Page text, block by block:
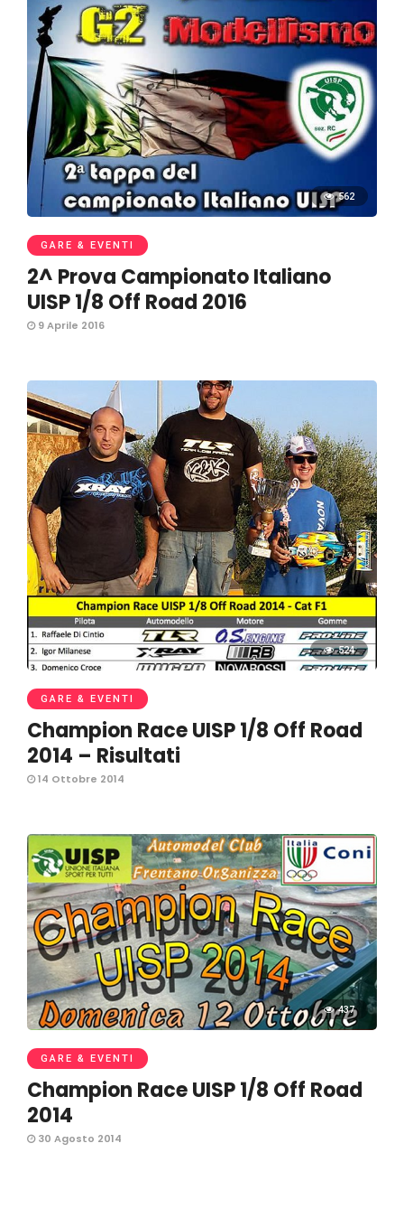
562
GARE & EVENTI
2^ Prova Campionato Italiano
UISP 1/8 Off Road 2016
9 Aprile 2016
524
GARE & EVENTI
Champion Race UISP 1/8 Off Road
2014 – Risultati
14 Ottobre 2014
437
GARE & EVENTI
Champion Race UISP 1/8 Off Road
2014
30 Agosto 2014